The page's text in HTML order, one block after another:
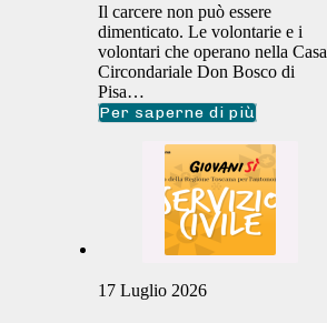
Il carcere non può essere
dimenticato. Le volontarie e i
volontari che operano nella Casa
Circondariale Don Bosco di
Pisa…
Per saperne di più
17 Luglio 2026